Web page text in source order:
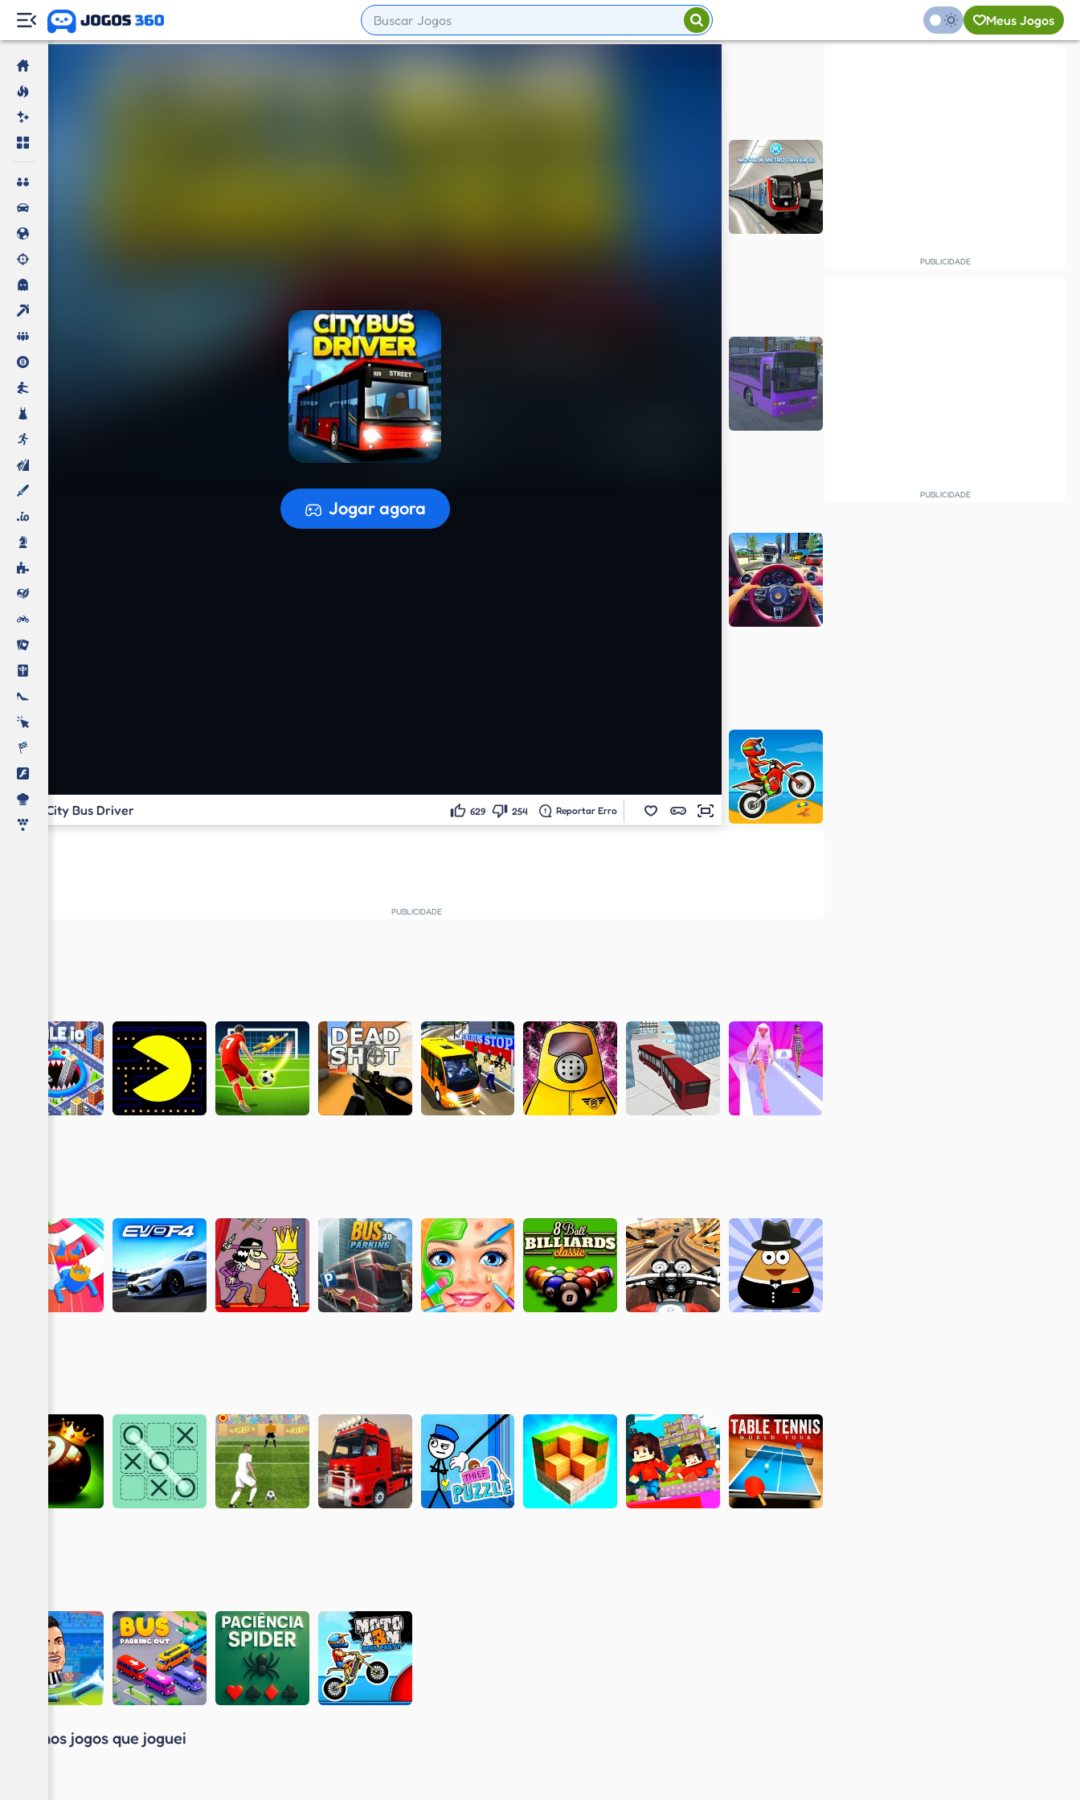
Meus Jogos
Jogar agora
A preparar o jogo...
City Bus Driver 629 254 Reportar Erro
Últimos jogos que joguei